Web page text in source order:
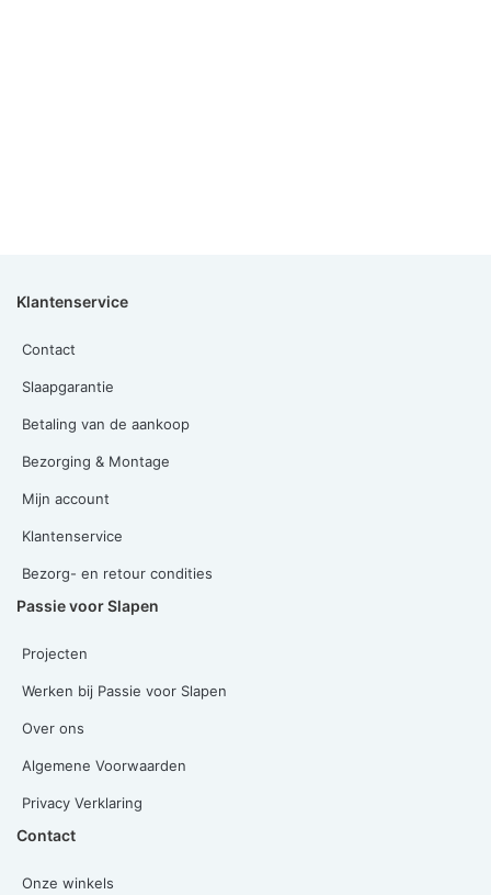
Klantenservice
Contact
Slaapgarantie
Betaling van de aankoop
Bezorging & Montage
Mijn account
Klantenservice
Bezorg- en retour condities
Passie voor Slapen
Projecten
Werken bij Passie voor Slapen
Over ons
Algemene Voorwaarden
Privacy Verklaring
Contact
Onze winkels